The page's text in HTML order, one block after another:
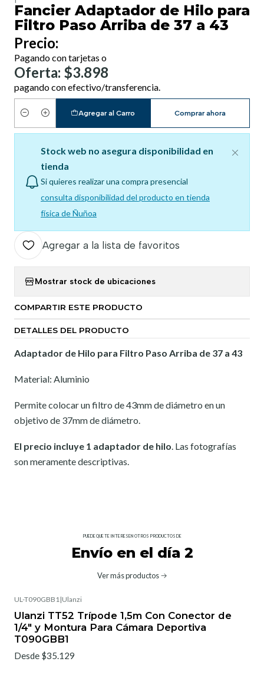
Fancier Adaptador de Hilo para
Filtro Paso Arriba de 37 a 43
Precio:
Pagando con tarjetas o
Oferta: $3.898
pagando con efectivo/transferencia.
Cantidad
Agregar al Carro Comprar ahora
Stock web no asegura disponibilidad en
tienda
Si quieres realizar una compra presencial
consulta disponibilidad del producto en tienda
física de Ñuñoa
Agregar a la lista de favoritos
Mostrar stock de ubicaciones
COMPARTIR ESTE PRODUCTO
DETALLES DEL PRODUCTO
Adaptador de Hilo para Filtro Paso Arriba de 37 a 43
Material: Aluminio
Permite colocar un filtro de 43mm de diámetro en un
objetivo de 37mm de diámetro.
El precio incluye 1 adaptador de hilo. Las fotografías
son meramente descriptivas.
PUEDE QUE TE INTERESEN OTROS PRODUCTOS DE
Envío en el día 2
Ver más productos
UL-T090GBB1 |Ulanzi
Ulanzi TT52 Trípode 1,5m Con Conector de
1/4" y Montura Para Cámara Deportiva
T090GBB1
Desde $35.129